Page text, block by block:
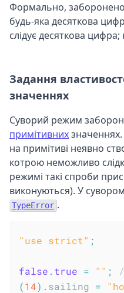
Формально,
будь-яка десяткова
слідує десяткова
Задання
значеннях
Суворий режим
примітивнихзначеннях.
на примітиві неявно
котрою неможливо
режимі такі спроби
виконуються). У
TypeError .
"use strict" ;
false . true = "" ;
(14) . sailing =